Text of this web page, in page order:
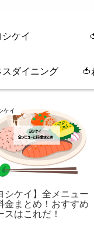
シケイ
スダイニング 🍅
ケイ
シケイ】全メニュー
金まとめ！おすすめ
スはこれだ！